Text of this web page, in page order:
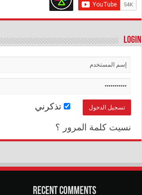
Login
تذكرني
نسيت كلمة المرور ؟
Recent Comments